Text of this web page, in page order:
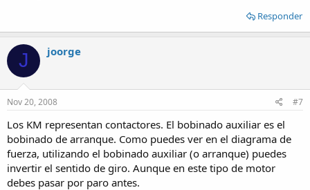
Responder
J joorge
Nov 20, 2008 #7
Los KM representan contactores. El bobinado auxiliar es el
bobinado de arranque. Como puedes ver en el diagrama de
fuerza, utilizando el bobinado auxiliar (o arranque) puedes
invertir el sentido de giro. Aunque en este tipo de motor
debes pasar por paro antes.